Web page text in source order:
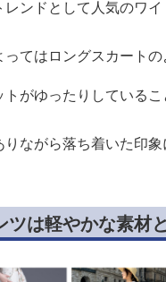
レンドとして人気のワ
ってはロングスカート
トがゆったりしている
りながら落ち着いた印
ツは軽やかな素材